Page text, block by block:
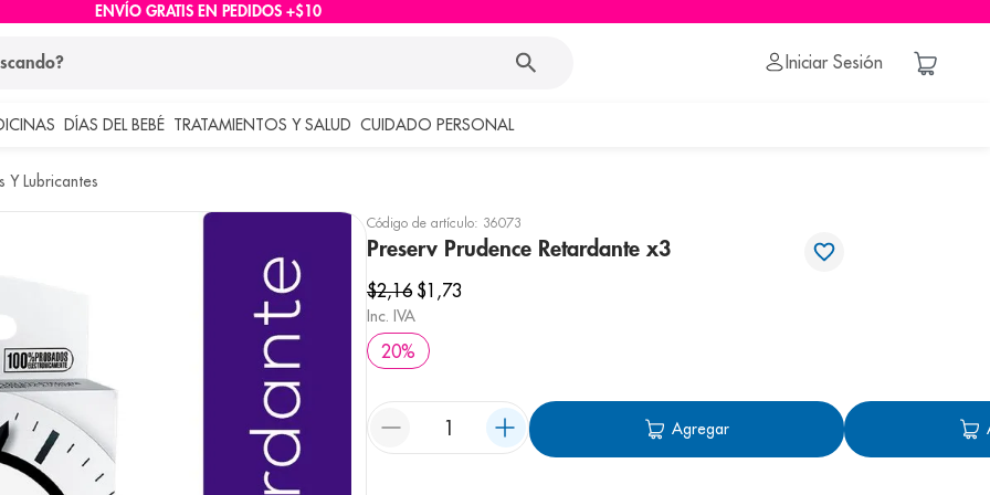
ENVÍO GRATIS EN PEDIDOS +$10
Iniciar Sesión
DÍAS DEL BEBÉ TRATAMIENTOS Y SALUD CUIDADO PERSONAL
Y Lubricantes
Código de artículo: 36073
Preserv Prudence Retardante x3
$2,16 $1 ,73
Inc. IVA
20%
Agregar
buscados